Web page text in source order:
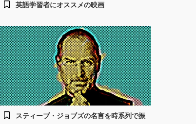
英語学習者にオススメの映画
スティーブ・ジョブズの名言を時系列で振